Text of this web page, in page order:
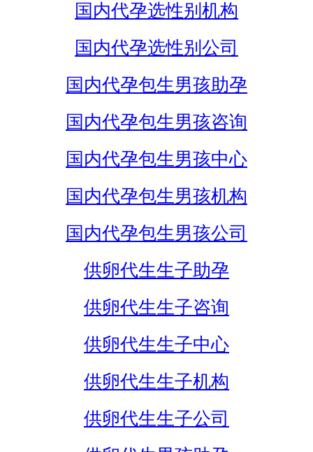
国内代孕选性别机构
国内代孕选性别公司
国内代孕包生男孩助孕
国内代孕包生男孩咨询
国内代孕包生男孩中心
国内代孕包生男孩机构
国内代孕包生男孩公司
供卵代生生子助孕
供卵代生生子咨询
供卵代生生子中心
供卵代生生子机构
供卵代生生子公司